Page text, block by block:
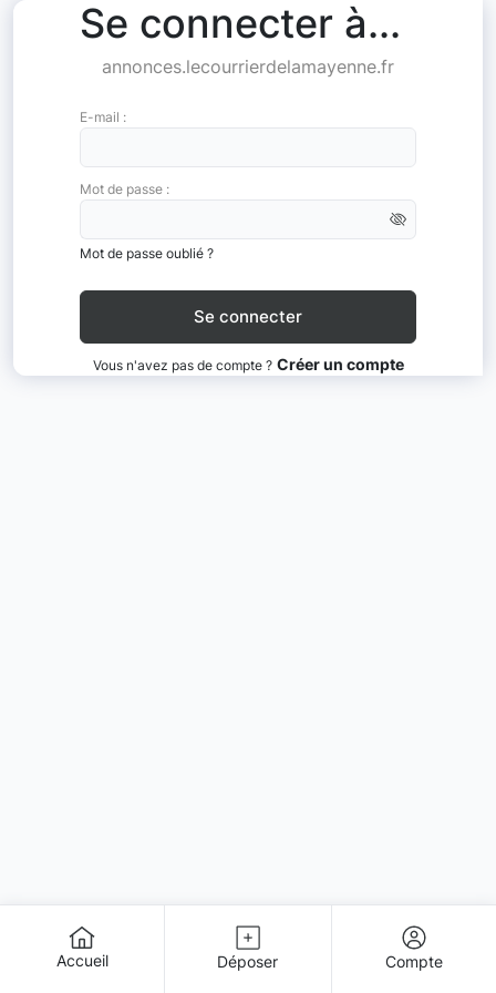
Se connecter à...
annonces.lecourrierdelamayenne.fr
E-mail :
Mot de passe :
Mot de passe oublié ?
Vous n'avez pas de compte ? Créer un compte
Accueil Déposer Compte